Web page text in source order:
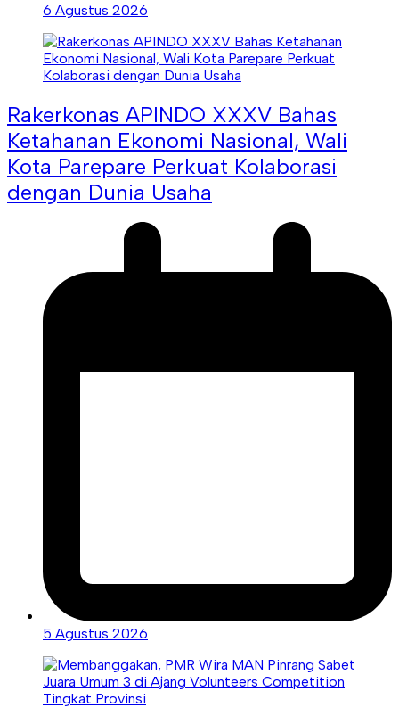
6 Agustus 2026
Rakerkonas APINDO XXXV Bahas
Ketahanan Ekonomi Nasional, Wali
Kota Parepare Perkuat Kolaborasi
dengan Dunia Usaha
5 Agustus 2026